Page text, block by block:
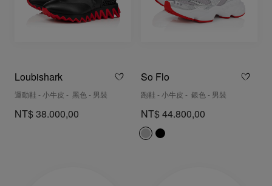
Loubishark
運動鞋 - 小牛皮 - 黑色 - 男裝
NT$ 38.000,00
So Flo
跑鞋 - 小牛皮 - 銀色 - 男裝
NT$ 44.800,00